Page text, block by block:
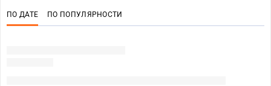
ПО ДАТЕ ПО ПОПУЛЯРНОСТИ